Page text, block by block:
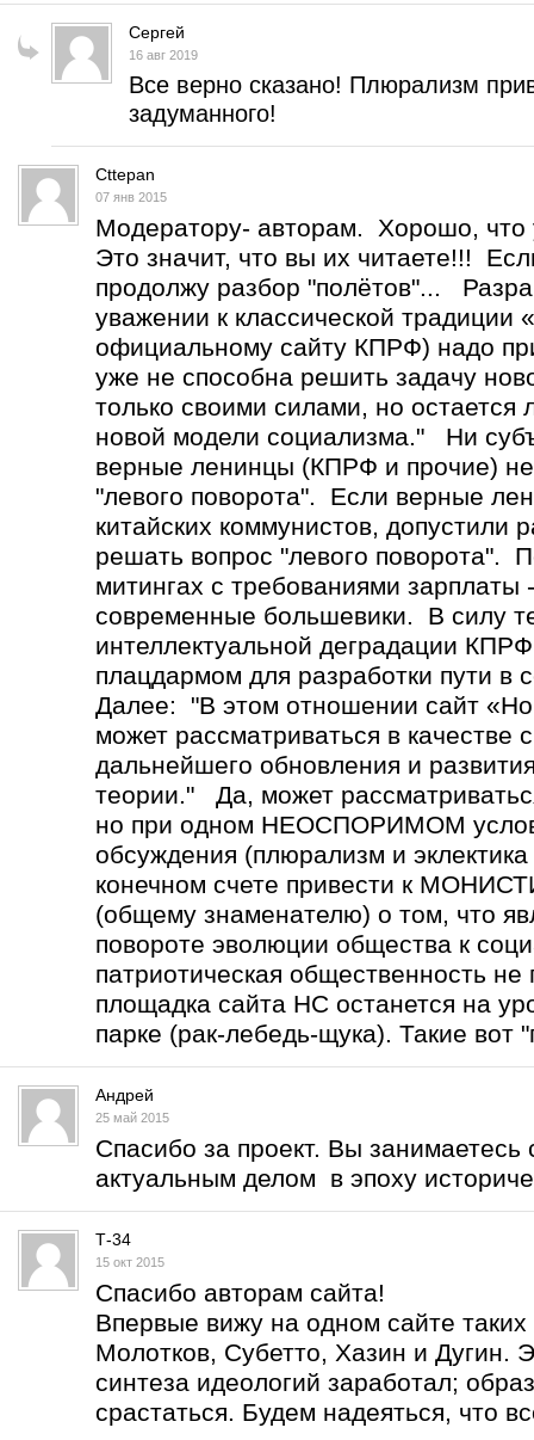
Сергей
16 авг 2019
Все верно сказано! Плюрализм
задуманного!
Cttepan
07 янв 2015
Модератору- авторам. Хорошо, что
Это значит, что вы их читаете!!!
продолжу разбор "полётов"...
уважении к классической традиции
официальному сайту КПРФ) надо
уже не способна решить задачу
только своими силами, но
новой модели социализма." Ни
верные ленинцы (КПРФ и прочие)
"левого поворота". Если верные
китайских коммунистов, допустили
решать вопрос "левого поворота".
митингах с требованиями зарплаты
современные большевики. В силу
интеллектуальной деградации
плацдармом для разработки пути в
Далее: "В этом отношении сайт
может рассматриваться в качестве
дальнейшего обновления и
теории." Да, может
но при одном НЕОСПОРИМОМ
обсуждения (плюрализм и
конечном счете привести к
(общему знаменателю) о том, что
повороте эволюции общества к
патриотическая общественность не
площадка сайта НС останется на
парке (рак-лебедь-щука). Такие вот
Андрей
25 май 2015
Спасибо за проект. Вы
актуальным делом в эпоху
Т-34
15 окт 2015
Спасибо авторам сайта!
Впервые вижу на одном сайте
Молотков, Субетто, Хазин и Дугин.
синтеза идеологий заработал;
срастаться. Будем надеяться, что